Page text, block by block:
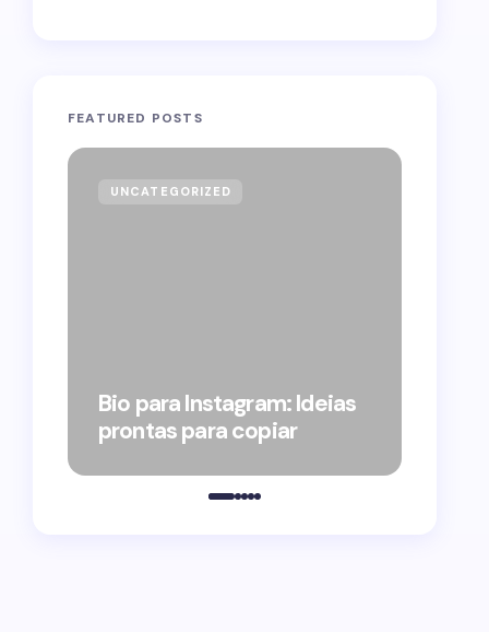
FEATURED POSTS
UNCATEGORIZED
Bio para Instagram: Ideias
prontas para copiar